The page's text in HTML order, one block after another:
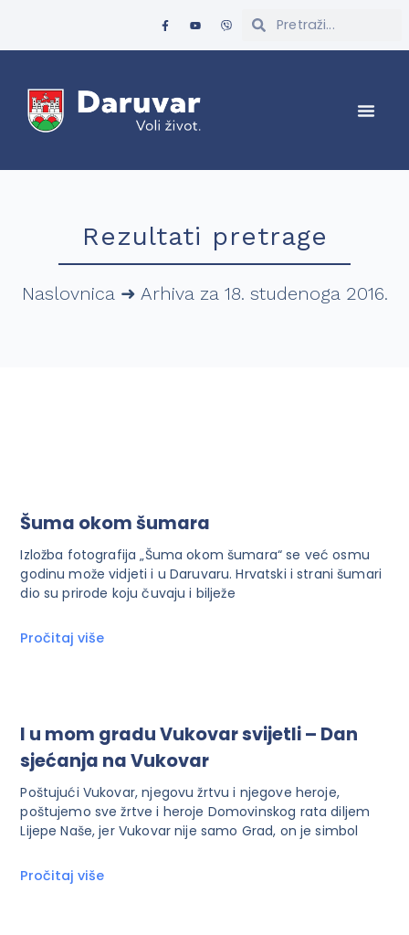
Rezultati pretrage
Naslovnica ➜ Arhiva za 18. studenoga 2016.
Šuma okom šumara
Izložba fotografija „Šuma okom šumara“ se već osmu
godinu može vidjeti i u Daruvaru. Hrvatski i strani šumari
dio su prirode koju čuvaju i bilježe
Pročitaj više
I u mom gradu Vukovar svijetli – Dan
sjećanja na Vukovar
Poštujući Vukovar, njegovu žrtvu i njegove heroje,
poštujemo sve žrtve i heroje Domovinskog rata diljem
Lijepe Naše, jer Vukovar nije samo Grad, on je simbol
Pročitaj više